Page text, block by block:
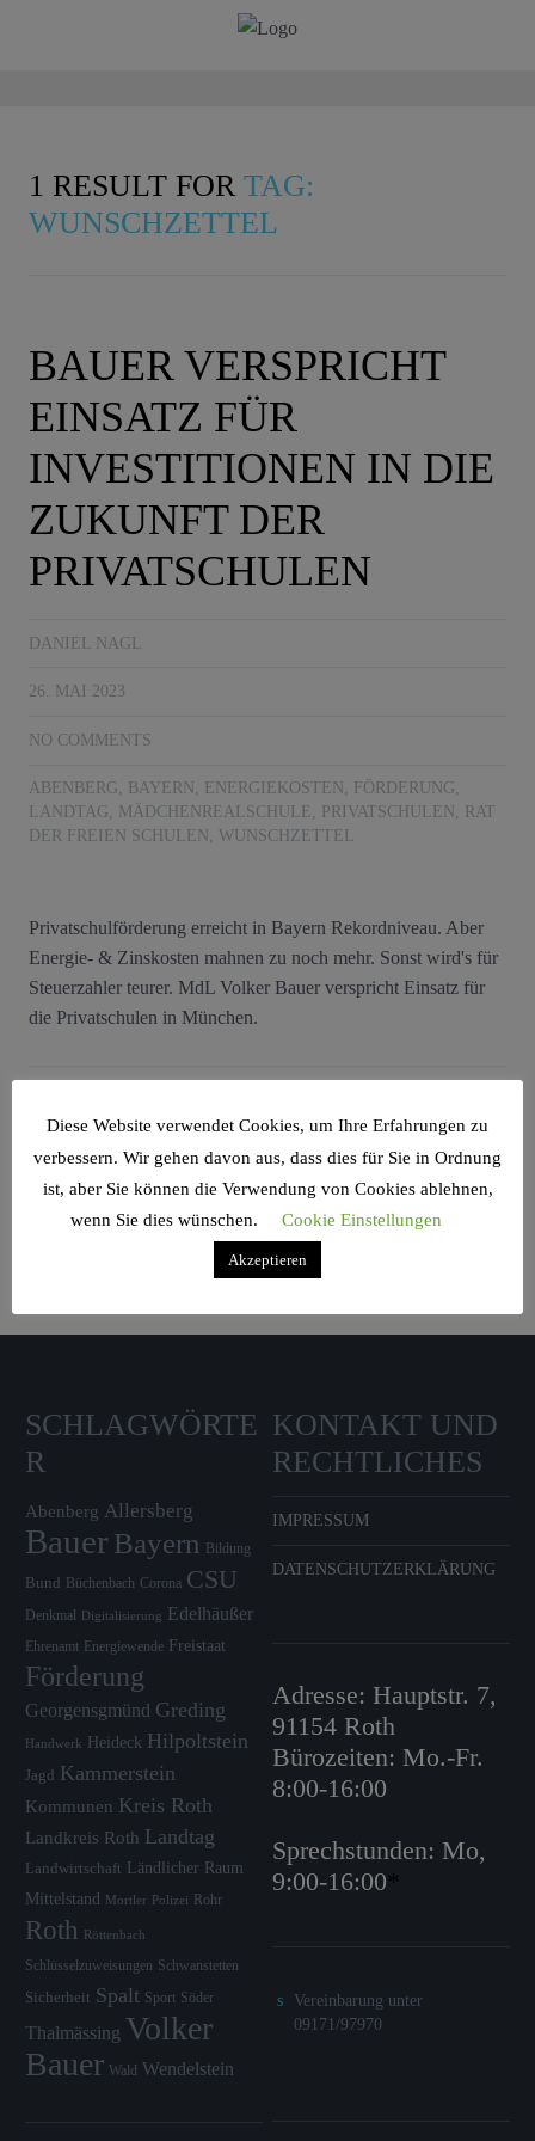
1 RESULT FOR TAG:
WUNSCHZETTEL
BAUER VERSPRICHT
EINSATZ FÜR
INVESTITIONEN IN DIE
ZUKUNFT DER
PRIVATSCHULEN
DANIEL NAGL
26. MAI 2023
NO COMMENTS
ABENBERG, BAYERN , ENERGIEKOSTEN , FÖRDERUNG,
LANDTAG, MÄDCHENREALSCHULE, PRIVATSCHULEN ,
RAT
DER FREIEN SCHULEN , WUNSCHZETTEL
Privatschulförderung erreicht in Bayern Rekordniveau. Aber
Energie- & Zinskosten mahnen zu noch mehr. Sonst wird's für
Steuerzahler teurer. MdL Volker Bauer verspricht Einsatz für
die Privatschulen in München.
Search Sidebar Widget Area
Please login and add some widgets to this widget area.
SCHLAGWÖRTE
R
Abenberg Allersberg
Bauer Bayern Bildung
Bund Büchenbach Corona CSU
Denkmal Digitalisierung Edelhäußer
Ehrenamt Energiewende Freistaat
Förderung
Georgensgmünd Greding
Handwerk Heideck Hilpoltstein
Jagd Kammerstein
Kommunen Kreis Roth
Landkreis Roth Landtag
Landwirtschaft Ländlicher Raum
Mittelstand Mortler Polizei Rohr
Roth Röttenbach
Schlüsselzuweisungen Schwanstetten
Sicherheit Spalt Sport Söder
Thalmässing Volker
Bauer Wald Wendelstein
KONTAKT UND
RECHTLICHES
IMPRESSUM
DATENSCHUTZERKLÄRUNG
Adresse: Hauptstr. 7,
91154 Roth
Bürozeiten: Mo.-Fr.
8:00-16:00
Sprechstunden: Mo,
9:00-16:00*
Vereinbarung unter
09171/97970
Diese Website verwendet Cookies, um Ihre Erfahrungen zu
verbessern. Wir gehen davon aus, dass dies für Sie in Ordnung
ist, aber Sie können die Verwendung von Cookies ablehnen,
wenn Sie dies wünschen.
Cookie Einstellungen
Akzeptieren